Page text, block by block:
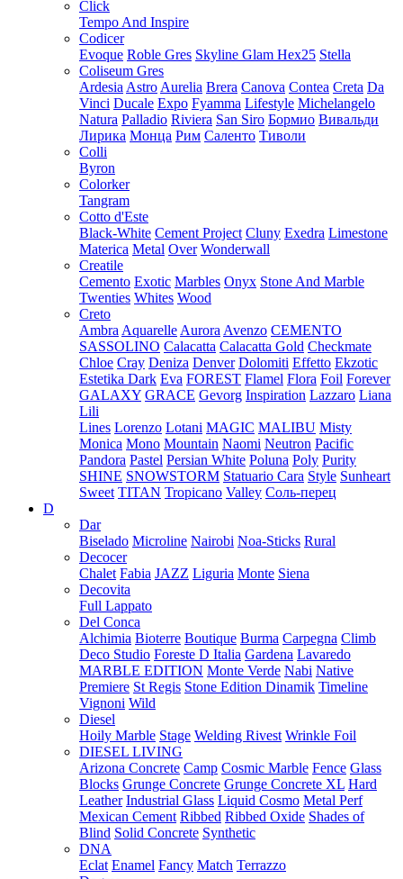
Click
Tempo And Inspire
Codicer
Evoque Roble Gres Skyline Glam Hex25 Stella
Coliseum Gres
Ardesia Astro Aurelia Brera Canova Contea Creta Da
Vinci Ducale Expo Fyamma Lifestyle Michelangelo
Natura Palladio Riviera San Siro Бормио Вивальди
Лирика Монца Рим Саленто Тиволи
Colli
Byron
Colorker
Tangram
Cotto d'Este
Black-White Cement Project Cluny Exedra Limestone
Materica Metal Over Wonderwall
Creatile
Cemento Exotic Marbles Onyx Stone And Marble
Twenties Whites Wood
Creto
Ambra Aquarelle Aurora Avenzo CEMENTO
SASSOLINO Calacatta Calacatta Gold Checkmate
Chloe Cray Deniza Denver Dolomiti Effetto Ekzotic
Estetika Dark Eva FOREST Flamel Flora Foil Forever
GALAXY GRACE Gevorg Inspiration Lazzaro Liana
Lili
Lines Lorenzo Lotani MAGIC MALIBU Misty
Monica Mono Mountain Naomi Neutron Pacific
Pandora Pastel Persian White Poluna Poly Purity
SHINE SNOWSTORM Statuario Cara Style Sunheart
Sweet TITAN Tropicano Valley Соль-перец
D
Dar
Biselado Microline Nairobi Noa-Sticks Rural
Decocer
Chalet Fabia JAZZ Liguria Monte Siena
Decovita
Full Lappato
Del Conca
Alchimia Bioterre Boutique Burma Carpegna Climb
Deco Studio Foreste D Italia Gardena Lavaredo
MARBLE EDITION Monte Verde Nabi Native
Premiere St Regis Stone Edition Dinamik Timeline
Vignoni Wild
Diesel
Hoily Marble Stage Welding Rivest Wrinkle Foil
DIESEL LIVING
Arizona Concrete Camp Cosmic Marble Fence Glass
Blocks Grunge Concrete Grunge Concrete XL Hard
Leather Industrial Glass Liquid Cosmo Metal Perf
Mexican Cement Ribbed Ribbed Oxide Shades of
Blind Solid Concrete Synthetic
DNA
Eclat Enamel Fancy Match Terrazzo